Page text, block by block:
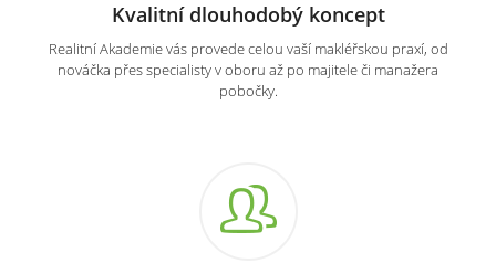
Kvalitní dlouhodobý koncept
Realitní Akademie vás provede celou vaší makléřskou praxí, od
nováčka přes specialisty v oboru až po majitele či manažera
pobočky.